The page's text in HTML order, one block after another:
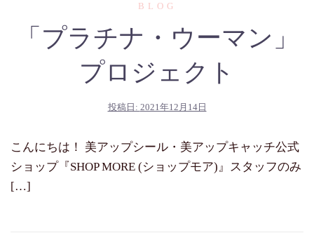
BLOG
「プラチナ・ウーマン」
プロジェクト
投稿日: 2021年12月14日
こんにちは！ 美アップシール・美アップキャッチ公式
ショップ『SHOP MORE (ショップモア)』スタッフのみ
[…]